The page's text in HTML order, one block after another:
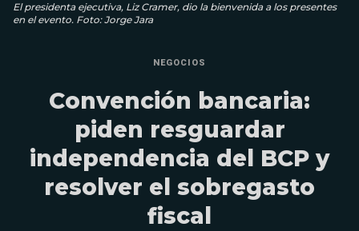
El presidenta ejecutiva, Liz Cramer, dio la bienvenida a los presentes
en el evento. Foto: Jorge Jara
NEGOCIOS
Convención bancaria:
piden resguardar
independencia del BCP y
resolver el sobregasto
fiscal